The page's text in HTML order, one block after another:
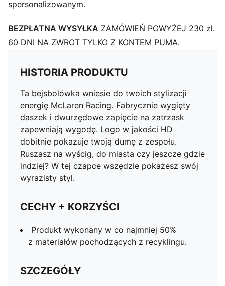
spersonalizowanym.
BEZPŁATNA WYSYŁKA ZAMÓWIEŃ POWYŻEJ 230 zl.
60 DNI NA ZWROT TYLKO Z KONTEM PUMA.
HISTORIA PRODUKTU
Ta bejsbolówka wniesie do twoich stylizacji
energię McLaren Racing. Fabrycznie wygięty
daszek i dwurzędowe zapięcie na zatrzask
zapewniają wygodę. Logo w jakości HD
dobitnie pokazuje twoją dumę z zespołu.
Ruszasz na wyścig, do miasta czy jeszcze gdzie
indziej? W tej czapce wszędzie pokażesz swój
wyrazisty styl.
CECHY + KORZYŚCI
Produkt wykonany w co najmniej 50%
z materiałów pochodzących z recyklingu.
SZCZEGÓŁY